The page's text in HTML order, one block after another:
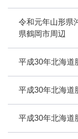
令和元年山形県
県鶴岡市周辺
平成30年北海道
平成30年北海道
平成30年北海道